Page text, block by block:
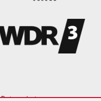
Datenschutz